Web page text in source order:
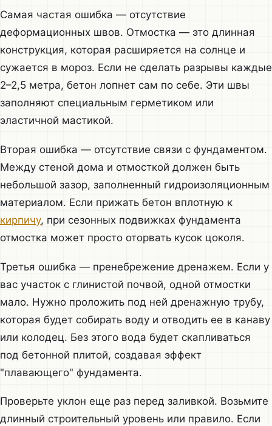
Самая частая ошибка — отсутствие
деформационных швов. Отмостка — это длинная
конструкция, которая расширяется на солнце и
сужается в мороз. Если не сделать разрывы каждые
2–2,5 метра, бетон лопнет сам по себе. Эти швы
заполняют специальным герметиком или
эластичной мастикой.
Вторая ошибка — отсутствие связи с фундаментом.
Между стеной дома и отмосткой должен быть
небольшой зазор, заполненный гидроизоляционным
материалом. Если прижать бетон вплотную к
кирпичу, при сезонных подвижках фундамента
отмостка может просто оторвать кусок цоколя.
Третья ошибка — пренебрежение дренажем. Если у
вас участок с глинистой почвой, одной отмостки
мало. Нужно проложить под ней дренажную трубу,
которая будет собирать воду и отводить ее в канаву
или колодец. Без этого вода будет скапливаться
под бетонной плитой, создавая эффект
"плавающего" фундамента.
Проверьте уклон еще раз перед заливкой. Возьмите
длинный строительный уровень или правило. Если